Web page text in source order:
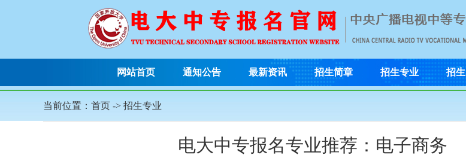
网站首页 通知公告 最新资讯 招生简章 招生专业 招
当前位置： 首页 -> 招生专业
电大中专报名专业推荐：电子商务